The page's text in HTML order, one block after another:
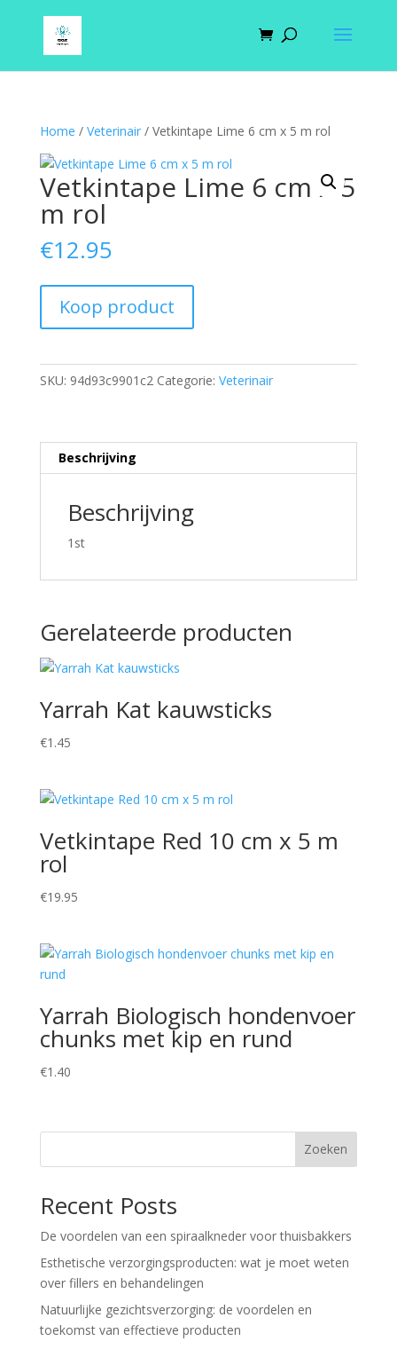
Home / Veterinair/ Vetkintape Lime 6 cm x 5 m rol
Vetkintape Lime 6 cm x 5
m rol
€12.95
Koop product
SKU: 94d93c9901c2 Categorie: Veterinair
Beschrijving
Beschrijving
1st
Gerelateerde producten
Yarrah Kat kauwsticks
€1.45
Vetkintape Red 10 cm x 5 m
rol
€19.95
Yarrah Biologisch hondenvoer
chunks met kip en rund
€1.40
Zoeken
Recent Posts
De voordelen van een spiraalkneder voor thuisbakkers
Esthetische verzorgingsproducten: wat je moet weten
over fillers en behandelingen
Natuurlijke gezichtsverzorging: de voordelen en
toekomst van effectieve producten